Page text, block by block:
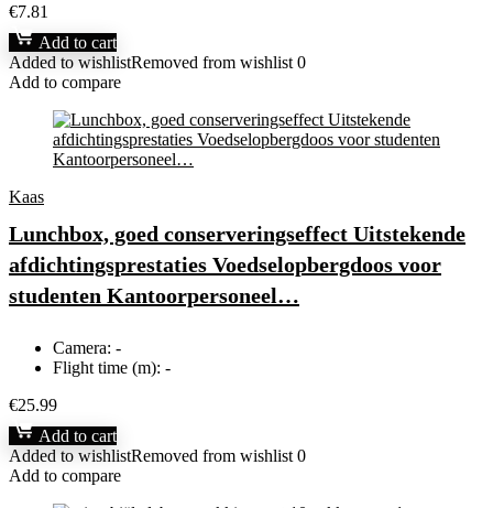
€7.81
Add to cart
Added to wishlistRemoved from wishlist 0
Add to compare
Kaas
Lunchbox, goed conserveringseffect Uitstekende
afdichtingsprestaties Voedselopbergdoos voor
studenten Kantoorpersoneel…
Camera: -
Flight time (m): -
€25.99
Add to cart
Added to wishlistRemoved from wishlist 0
Add to compare